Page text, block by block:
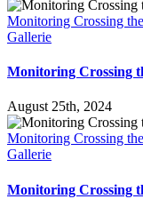
Monitoring Crossing
Gallerie
Monitoring Crossing
August 25th, 2024
Monitoring Crossing
Gallerie
Monitoring Crossing